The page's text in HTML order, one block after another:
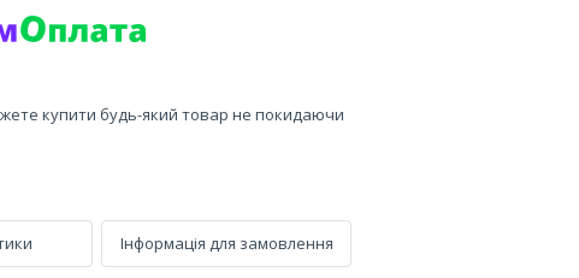
купити будь-який товар не покидаючи
Інформація для замовлення